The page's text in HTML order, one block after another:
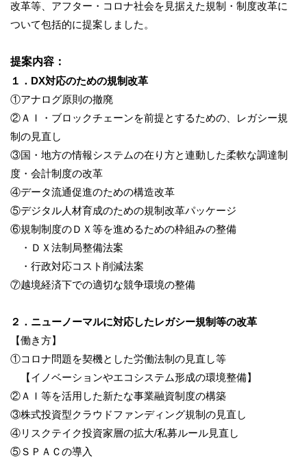
改革等、アフター・コロナ社会を見据えた規制・制度改革に
ついて包括的に提案しました。
提案内容：
１．DX対応のための規制改革
①アナログ原則の撤廃
②ＡＩ・ブロックチェーンを前提とするための、レガシー規
制の見直し
③国・地方の情報システムの在り方と連動した柔軟な調達制
度・会計制度の改革
④データ流通促進のための構造改革
⑤デジタル人材育成のための規制改革パッケージ
⑥規制制度のＤＸ等を進めるための枠組みの整備
・ＤＸ法制局整備法案
・行政対応コスト削減法案
⑦越境経済下での適切な競争環境の整備
２．ニューノーマルに対応したレガシー規制等の改革
【働き方】
①コロナ問題を契機とした労働法制の見直し等
【イノベーションやエコシステム形成の環境整備】
②ＡＩ等を活用した新たな事業融資制度の構築
③株式投資型クラウドファンディング規制の見直し
④リスクテイク投資家層の拡大/私募ルール見直し
⑤ＳＰＡＣの導入